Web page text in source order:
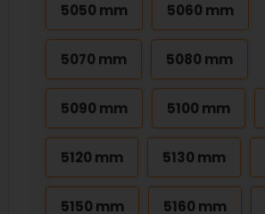
5050 mm 5060 mm
5070 mm 5080 mm
5090 mm 5100 mm
5120 mm 5130 mm
5150 mm 5160 mm